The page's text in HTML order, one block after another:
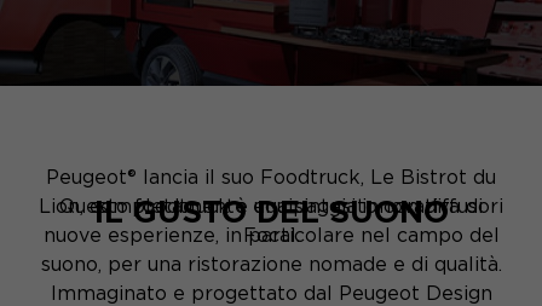
Peugeot® lancia il suo Foodtruck, Le Bistrot du
Lion, completamente equipaggiato con diffusori
Focal.
IL GUSTO DEL SUONO
Questo foodtruck è una sintesi innovativa di
nuove esperienze, in particolare nel campo del
suono, per una ristorazione nomade e di qualità.
Immaginato e progettato dal Peugeot Design